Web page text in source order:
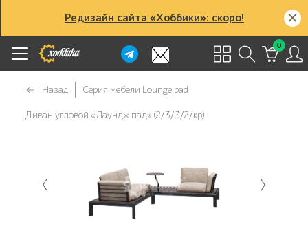
Редизайн сайта «Хоббики»: скоро!
0
Назад Серия мебели Lounge pad
Диван угловой «Лаундж пад» (2/3/3/2/кр)